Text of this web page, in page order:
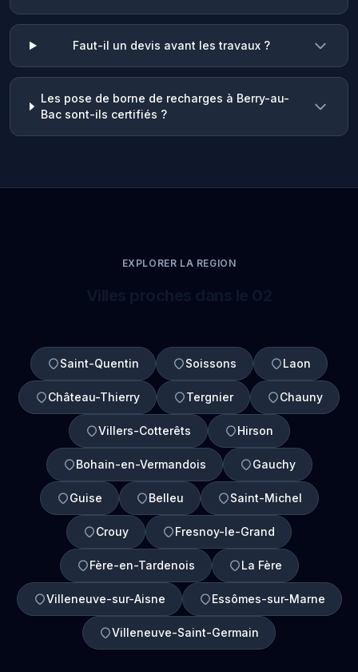
Faut-il un devis avant les travaux ?
Les pose de borne de recharges à Berry-au-
Bac sont-ils certifiés ?
EXPLORER LA REGION
Saint-Quentin Soissons Laon
Château-Thierry Tergnier Chauny
Villers-Cotterêts Hirson
Bohain-en-Vermandois Gauchy
Guise Belleu Saint-Michel
Crouy Fresnoy-le-Grand
Fère-en-Tardenois La Fère
Villeneuve-sur-Aisne Essômes-sur-Marne
Villeneuve-Saint-Germain